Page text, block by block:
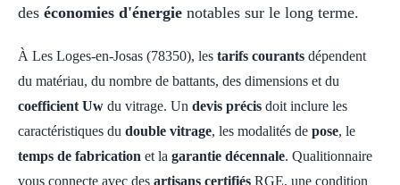
des économies d'énergie notables sur le long terme.
À Les Loges-en-Josas (78350), les tarifs courants dépendent
du matériau, du nombre de battants, des dimensions et du
coefficient Uw du vitrage. Un devis précis doit inclure les
caractéristiques du double vitrage, les modalités de pose, le
temps de fabrication et la garantie décennale. Qualitionnaire
vous connecte avec des artisans certifiés RGE, une condition